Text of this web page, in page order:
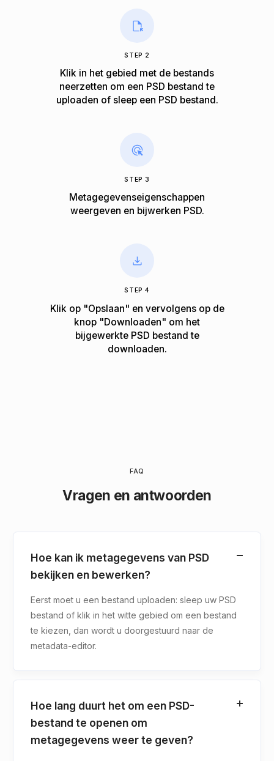
STEP 2
Klik in het gebied met de bestands
neerzetten om een PSD bestand te
uploaden of sleep een PSD bestand.
STEP 3
Metagegevenseigenschappen
weergeven en bijwerken PSD.
STEP 4
Klik op "Opslaan" en vervolgens op de
knop "Downloaden" om het
bijgewerkte PSD bestand te
downloaden.
FAQ
Vragen en antwoorden
Hoe kan ik metagegevens van PSD
bekijken en bewerken?
Eerst moet u een bestand uploaden: sleep uw PSD
bestand of klik in het witte gebied om een bestand
te kiezen, dan wordt u doorgestuurd naar de
metadata-editor.
Hoe lang duurt het om een PSD-
bestand te openen om
metagegevens weer te geven?